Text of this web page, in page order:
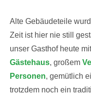
Alte Gebäudeteile
Zeit ist hier nie still
unser Gasthof heute
Gästehaus, großem
Personen, gemütlich
trotzdem noch ein